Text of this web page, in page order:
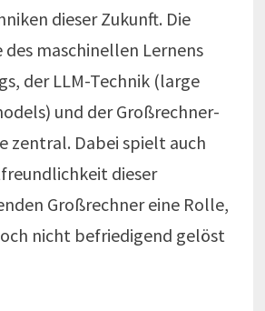
dieser Zukunft. Die
maschinellen Lernens
der LLM-Technik (large
und der Großrechner-
zentral. Dabei spielt auch
dieser
Großrechner eine Rolle,
nicht befriedigend gelöst